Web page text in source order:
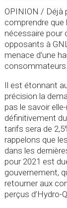
OPINION / Déjà
comprendre que
nécessaire pour
opposants à
menace d’une
consommateurs.
Il est étonnant
précision la
pas le savoir
définitivement
tarifs sera de
rappelons que
dans les
pour 2021 est
gouvernement,
retourner aux
perçus d’Hydro-